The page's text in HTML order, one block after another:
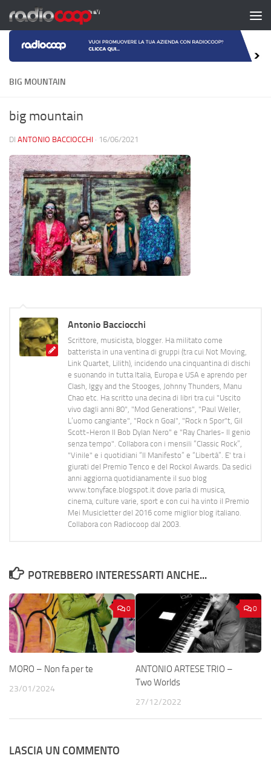
Salta al contenuto
BIG MOUNTAIN
big mountain
DI ANTONIO BACCIOCCHI · 16/06/2021
Antonio Bacciocchi
Scrittore, musicista, blogger. Ha militato come
batterista in una ventina di gruppi (tra cui Not Moving,
Link Quartet, Lilith), incidendo una cinquantina di dischi
e suonando in tutta Italia, Europa e USA e aprendo per
Clash, Iggy and the Stooges, Johnny Thunders, Manu
Chao etc. Ha scritto una decina di libri tra cui "Uscito
vivo dagli anni 80", "Mod Generations", "Paul Weller,
L’uomo cangiante", "Rock n Goal", "Rock n Spor"t, Gil
Scott-Heron Il Bob Dylan Nero" e "Ray Charles- Il genio
senza tempo". Collabora con i mensili “Classic Rock”,
"Vinile" e i quotidiani “Il Manifesto” e “Libertà”. E' tra i
giurati del Premio Tenco e del Rockol Awards. Da sedici
anni aggiorna quotidianamente il suo blog
www.tonyface.blogspot.it dove parla di musica,
cinema, culture varie, sport e con cui ha vinto il Premio
Mei Musicletter del 2016 come miglior blog italiano.
Collabora con Radiocoop dal 2003.
POTREBBERO INTERESSARTI ANCHE...
0
MORO – Non fa per te
23/01/2024
0
ANTONIO ARTESE TRIO –
Two Worlds
27/12/2022
LASCIA UN COMMENTO